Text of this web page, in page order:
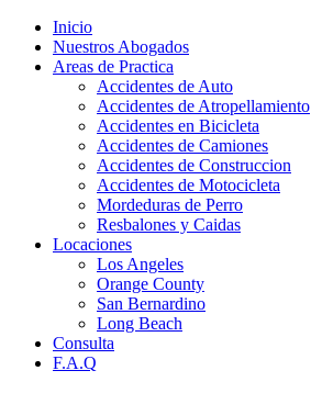
Inicio
Nuestros Abogados
Areas de Practica
Accidentes de Auto
Accidentes de Atropellamiento
Accidentes en Bicicleta
Accidentes de Camiones
Accidentes de Construccion
Accidentes de Motocicleta
Mordeduras de Perro
Resbalones y Caidas
Locaciones
Los Angeles
Orange County
San Bernardino
Long Beach
Consulta
F.A.Q